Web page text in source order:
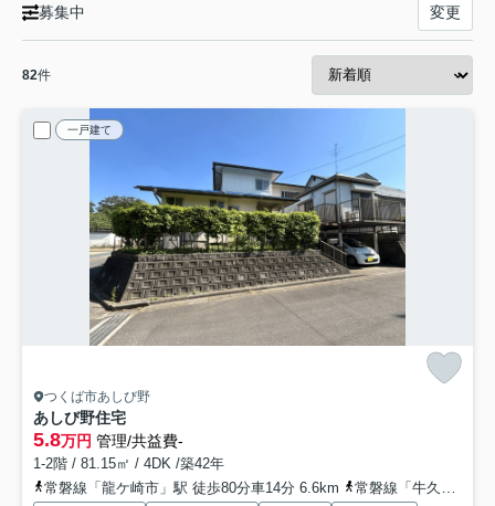
募集中 変更
82件
一戸建て
つくば市あしび野
あしび野住宅
5.8万円 管理/共益費-
1-2階 / 81.15㎡ / 4DK /築42年
常磐線「龍ケ崎市」駅 徒歩80分車14分 6.6km
常磐線「牛久」駅 徒歩116分車19分 8.6km